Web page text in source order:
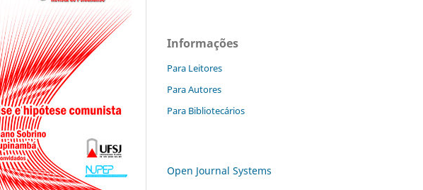
Informações
Para Leitores
Para Autores
Para Bibliotecários
Open Journal Systems